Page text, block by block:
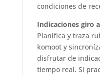
condiciones de
Indicaciones giro
Planifica y traza
komoot y
disfrutar de
tiempo real. Si